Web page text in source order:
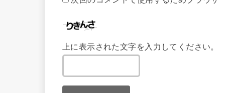
上に表示された文字を入力してください。